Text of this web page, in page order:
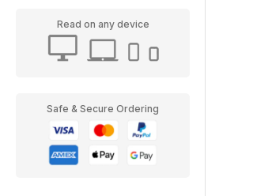
Read on any device
Safe & Secure Ordering